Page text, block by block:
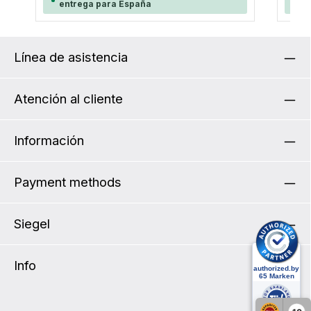
disponible por separado. Carga máxima: 26 kg
entrega para España
el
Línea de asistencia
Atención al cliente
Información
Payment methods
Siegel
Info